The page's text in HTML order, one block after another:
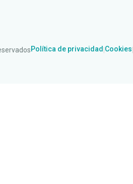
Política de privacidad Cookies